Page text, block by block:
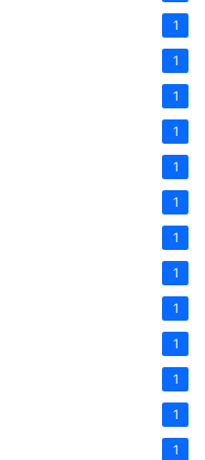
1
1
1
1
1
1
1
1
1
1
1
1
1